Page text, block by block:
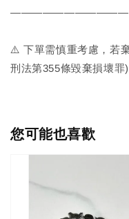
⚠️ 下單需慎重考慮，若
刑法第355條毀棄損壞罪)
您可能也喜歡